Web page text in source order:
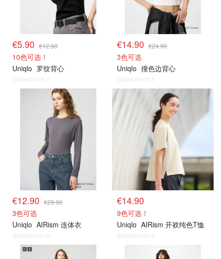
€5.90 €12.90
10色可选！
Uniqlo 罗纹背心
@dealmoon.fr
€14.90 €24.90
3色可选
Uniqlo 撞色边背心
@dealmoon.fr
€12.90 €29.90
3色可选
Uniqlo AIRism 连体衣
@dealmoon.fr
€14.90
9色可选！
Uniqlo AIRism 开衩纯色T恤
@dealmoon.fr